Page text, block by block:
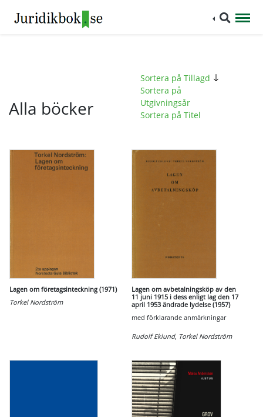
Alla böcker
Sortera på Tillagd
Sortera på
Utgivningsår
Sortera på Titel
Lagen om företagsinteckning (1971)
Torkel Nordström
Lagen om avbetalningsköp av den
11 juni 1915 i dess enligt lag den 17
april 1953 ändrade lydelse (1957)
med förklarande anmärkningar
Rudolf Eklund, Torkel Nordström